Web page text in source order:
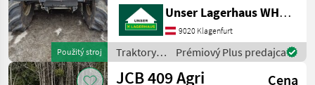
Použitý stroj
ca. 6500 Betriebsstunden
Informieren Sie sich bitte
vor Fahrt-Antritt
telefonisch, ob die von I
Unser Lagerhaus WHG, Kärnten, Klagenfurt
9020 Klagenfurt
Traktory /
JCB
Prémiový Plus predajca
JCB 409 Agri
Cena